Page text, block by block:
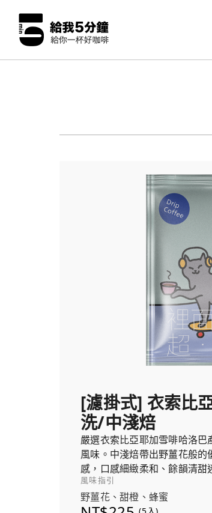
[濾掛式] 衣索比
洗/中淺焙
嚴選衣索比亞耶加雪啡哈洛
風味。中淺焙帶出野薑花般
感，口感細緻柔和、餘韻清甜
風味指引
野薑花、甜橙、蜂蜜